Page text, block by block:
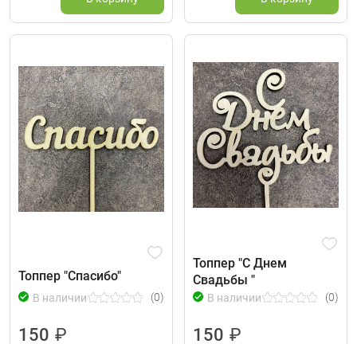
Топпер "Спасибо"
В наличии (0)
150 ₽
Топпер "С Днем
Свадьбы "
В наличии (0)
150 ₽